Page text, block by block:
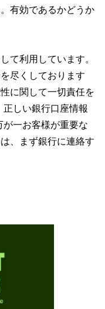
有効であるかどうか
て利用しています。
尽くしております
に関して一切責任を
しい銀行口座情報
一お客様が重要な
、まず銀行に連絡す